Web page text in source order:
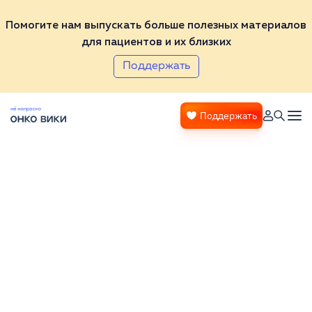
Помогите нам выпускать больше полезных материалов
для пациентов и их близких
Поддержать
Поддержать